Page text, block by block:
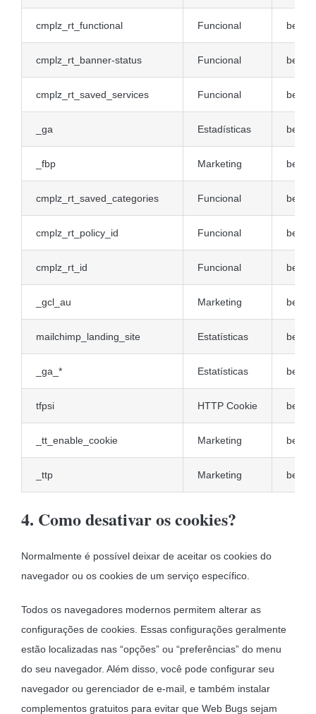
cmplz_rt_functional Funcional
cmplz_rt_banner-status Funcional
cmplz_rt_saved_services Funcional
_ga Estadísticas
_fbp Marketing
cmplz_rt_saved_categories Funcional
cmplz_rt_policy_id Funcional
cmplz_rt_id Funcional
_gcl_au Marketing
mailchimp_landing_site Estatísticas
_ga_* Estatísticas
tfpsi HTTP Cookie
_tt_enable_cookie Marketing
_ttp Marketing
4. Como desativar os cookies?
Normalmente é possível deixar de aceitar os cookies do
navegador ou os cookies de um serviço específico.
Todos os navegadores modernos permitem alterar as
configurações de cookies. Essas configurações geralmente
estão localizadas nas “opções” ou “preferências” do menu
do seu navegador. Além disso, você pode configurar seu
navegador ou gerenciador de e-mail, e também instalar
complementos gratuitos para evitar que Web Bugs sejam